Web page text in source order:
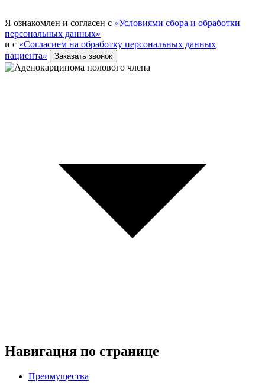
Я ознакомлен и согласен с «Условиями сбора и обработки
персональных данных»
и с «Согласием на обработку персональных данных
пациента»
Заказать звонок
Навигация по странице
Преимущества